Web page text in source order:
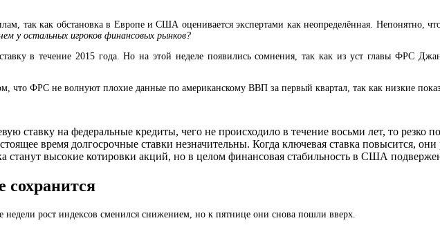
так как обстановка в Европе и США оценивается экспертами как неопределённая. Непонятно,
у остальных игроков финансовых рынков?
в течение 2015 года. Но на этой неделе появились сомнения, так как из уст главы ФРС
что ФРС не волнуют плохие данные по американскому ВВП за первый квартал, так как низкие
ставку на федеральные кредиты, чего не происходило в течение восьми лет, то резко
время долгосрочные ставки незначительны. Когда ключевая ставка повысится, они
станут высокие котировки акций, но в целом финансовая стабильность в США
сохранится
рост индексов сменился снижением, но к пятнице они снова пошли вверх.